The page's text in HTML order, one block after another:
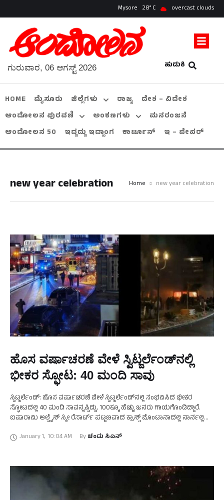
Mysore 28 overcast clouds
ಹುಡುಕಿ
ಗುರುವಾರ, 06 ಆಗಸ್ಟ್ 2026
HOME ಮೈಸೂರು ಜಿಲ್ಲೆಗಳು ರಾಜ್ಯ
ದೇಶ – ವಿದೇಶ
ಆಂದೋಲನ ಪುರವಣಿ
ಅಂಕಣಗಳು
ಮನರಂಜನೆ
ಆಂದೋಲನ 50
ಇದ್ದದ್ದು ಇದ್ಹಾಂಗ ಕಾರ್ಟೂನ್ ಇ – ಪೇಪರ್
new year celebration Home new year celebration
ಹೊಸ ವರ್ಷಾಚರಣೆ ವೇಳೆ ಸ್ವಿಟ್ಜರ್ಲೆಂಡ್‌ನಲ್ಲಿ
ಭೀಕರ ಸ್ಫೋಟ: 40 ಮಂದಿ ಸಾವು
ಸ್ವಿಟ್ಜರ್ಲೆಂಡ್‌: ಹೊಸ ವರ್ಷಾಚರಣೆ ವೇಳೆ ಸ್ವಿಟ್ಜರ್ಲೆಂಡ್‌ನಲ್ಲಿ ಸಂಭವಿಸಿದ ಭೀಕರ
ಸ್ಫೋಟದಲ್ಲಿ 40 ಮಂದಿ ಸಾವನ್ನಪ್ಪಿದ್ದು, 100ಕ್ಕೂ ಹೆಚ್ಚು ಜನರು ಗಾಯಗೊಂಡಿದ್ದಾರೆ.
ಐಷಾರಾಮಿ ಆಲ್ಪೈನ್‌ ಸ್ಕೀ ರೆಸಾರ್ಟ್‌ ಪಟ್ಟಣವಾದ ಕ್ರಾನ್ಸ್‌ ಮೊಂಟಾನಾದಲ್ಲಿ ನಾರ್ನಲ್ಲಿ
January 1, 10:04 AM By ಚಂದು ಸಿಎನ್